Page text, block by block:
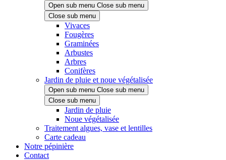
Open sub menu Close sub menu
Close sub menu
Vivaces
Fougères
Graminées
Arbustes
Arbres
Conifères
Jardin de pluie et noue végétalisée
Open sub menu Close sub menu
Close sub menu
Jardin de pluie
Noue végétalisée
Traitement algues, vase et lentilles
Carte cadeau
Notre pépinière
Contact